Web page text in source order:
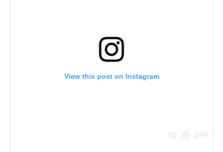
View this post on Instagram